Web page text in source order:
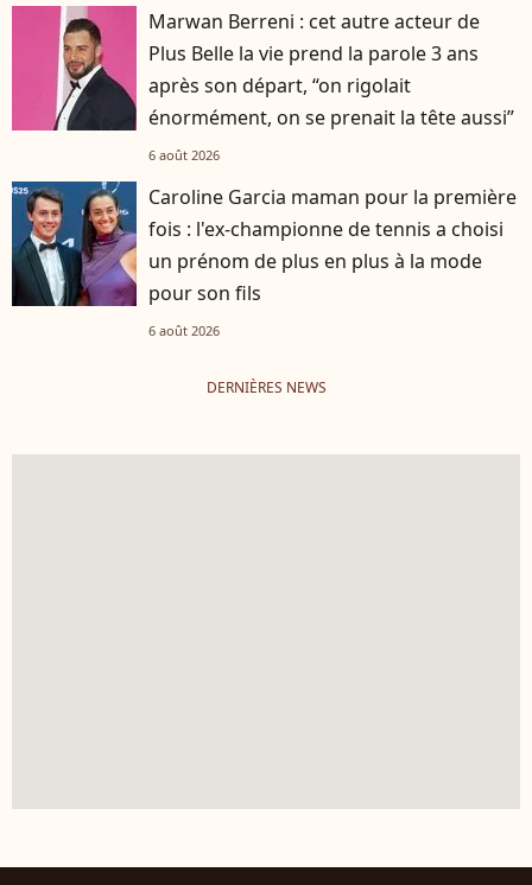
Marwan Berreni : cet autre acteur de
Plus Belle la vie prend la parole 3 ans
après son départ, “on rigolait
énormément, on se prenait la tête aussi”
6 août 2026
Caroline Garcia maman pour la première
fois : l'ex-championne de tennis a choisi
un prénom de plus en plus à la mode
pour son fils
6 août 2026
DERNIÈRES NEWS